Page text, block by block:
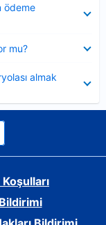
ödeme
mu?
almak